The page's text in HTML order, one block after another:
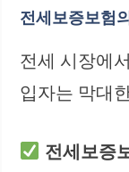
전세보증보험
전세 시장에
입자는 막대
전세보증